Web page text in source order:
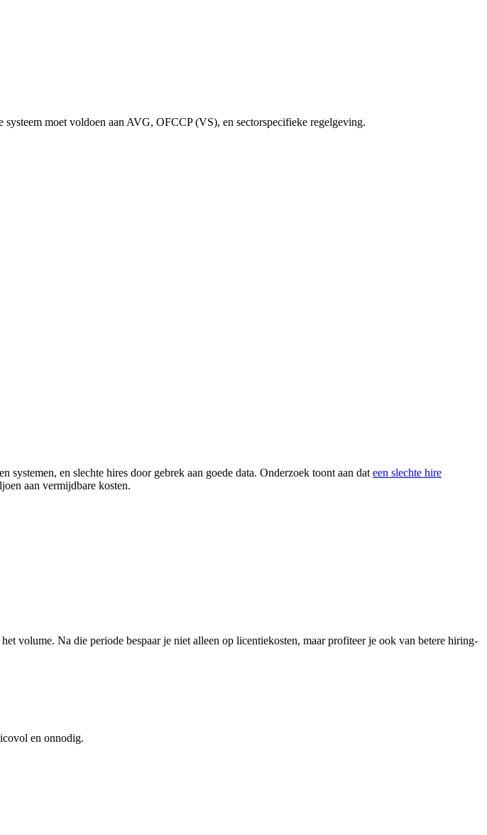
moet voldoen aan AVG, OFCCP (VS), en sectorspecifieke regelgeving.
en slechte hires door gebrek aan goede data. Onderzoek toont aan dat een slechte hire
aan vermijdbare kosten.
volume. Na die periode bespaar je niet alleen op licentiekosten, maar profiteer je ook van betere hiring-
en onnodig.